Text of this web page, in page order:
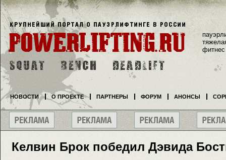
Келвин Брок победил Дэвида
фитнес
НОВОСТИ О ПРОЕКТЕ ПАРТНЕРЫ ФОРУМ АНОНСЫ